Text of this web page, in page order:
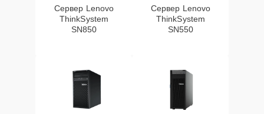
Сервер Lenovo
ThinkSystem
SN850
Сервер Lenovo
ThinkSystem
SN550